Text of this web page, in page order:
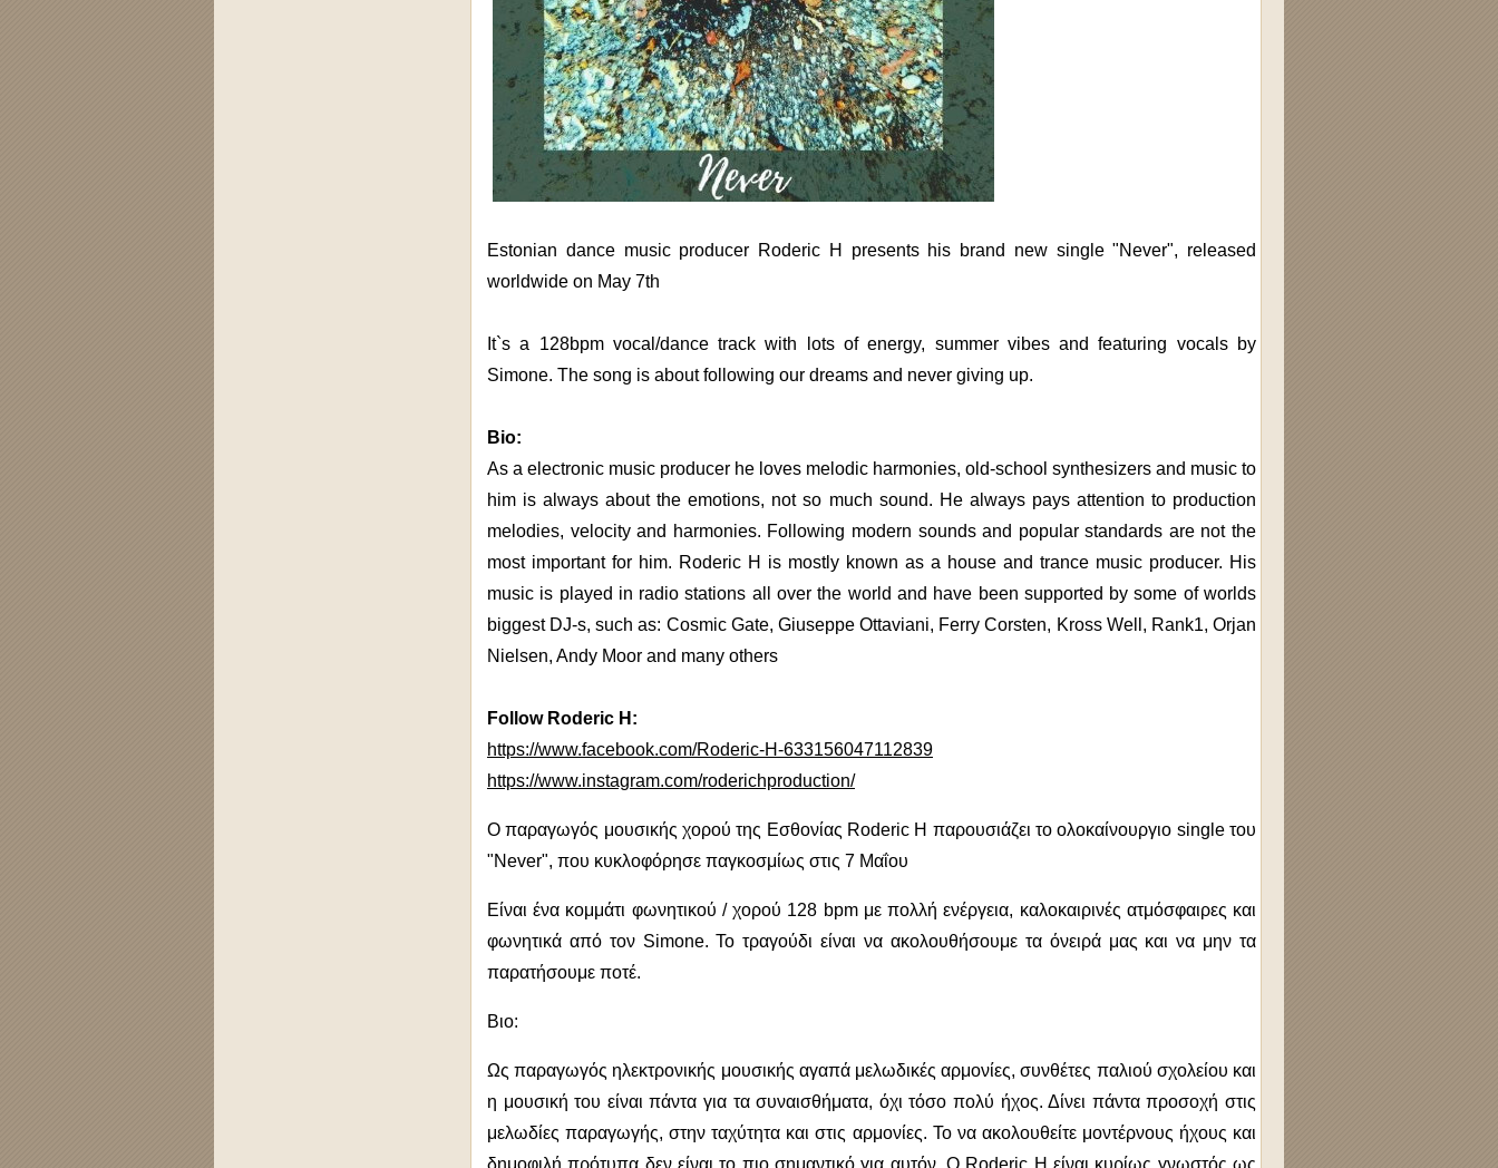
Estonian dance music producer Roderic H presents his brand new single "Never", released
worldwide on May 7th
It`s a 128bpm vocal/dance track with lots of energy, summer vibes and featuring vocals by
Simone. The song is about following our dreams and never giving up.
Bio:
As a electronic music producer he loves melodic harmonies, old-school synthesizers and music to
him is always about the emotions, not so much sound. He always pays attention to production
melodies, velocity and harmonies. Following modern sounds and popular standards are not the
most important for him. Roderic H is mostly known as a house and trance music producer. His
music is played in radio stations all over the world and have been supported by some of worlds
biggest DJ-s, such as: Cosmic Gate, Giuseppe Ottaviani, Ferry Corsten, Kross Well, Rank1, Orjan
Nielsen, Andy Moor and many others
Follow Roderic H:
https://www.facebook.com/Roderic-H-633156047112839
https://www.instagram.com/roderichproduction/
Ο παραγωγός μουσικής χορού της Εσθονίας Roderic H παρουσιάζει το ολοκαίνουργιο single του
"Never", που κυκλοφόρησε παγκοσμίως στις 7 Μαΐου
Είναι ένα κομμάτι φωνητικού / χορού 128 bpm με πολλή ενέργεια, καλοκαιρινές ατμόσφαιρες και
φωνητικά από τον Simone. Το τραγούδι είναι να ακολουθήσουμε τα όνειρά μας και να μην τα
παρατήσουμε ποτέ.
Βιο:
Ως παραγωγός ηλεκτρονικής μουσικής αγαπά μελωδικές αρμονίες, συνθέτες παλιού σχολείου και
η μουσική του είναι πάντα για τα συναισθήματα, όχι τόσο πολύ ήχος. Δίνει πάντα προσοχή στις
μελωδίες παραγωγής, στην ταχύτητα και στις αρμονίες. Το να ακολουθείτε μοντέρνους ήχους και
δημοφιλή πρότυπα δεν είναι το πιο σημαντικό για αυτόν. Ο Roderic H είναι κυρίως γνωστός ως